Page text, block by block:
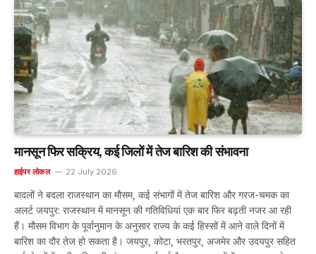
मानसून फिर सक्रिय, कई जिलों में तेज बारिश की संभावना
हाईपर लोकल 22 July 2026
बादलों ने बदला राजस्थान का मौसम, कई संभागों में तेज बारिश और गरज-चमक का
अलर्ट जयपुर: राजस्थान में मानसून की गतिविधियां एक बार फिर बढ़ती नजर आ रही
हैं। मौसम विभाग के पूर्वानुमान के अनुसार राज्य के कई हिस्सों में आने वाले दिनों में
बारिश का दौर तेज हो सकता है। जयपुर, कोटा, भरतपुर, अजमेर और उदयपुर सहित